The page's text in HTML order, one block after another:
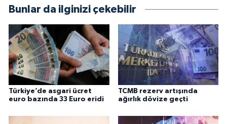
Bunlar da ilginizi çekebilir
Türkiye’de asgari ücret
euro bazında 33 Euro eridi
TCMB rezerv artışında
ağırlık dövize geçti